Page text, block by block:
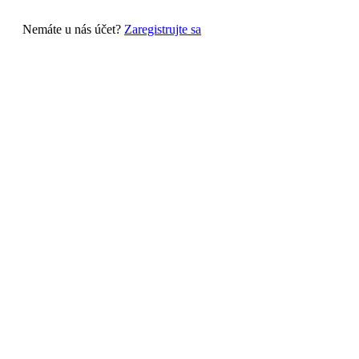
Nemáte u nás účet? Zaregistrujte sa